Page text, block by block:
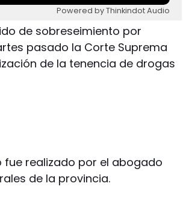
Powered by Thinkindot Audio
de sobreseimiento por
pasado la Corte Suprema
de la tenencia de drogas
fue realizado por el abogado
de la provincia.